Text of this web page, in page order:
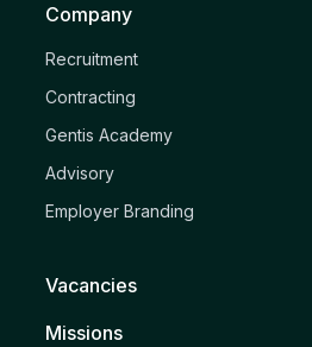
Company
Recruitment
Contracting
Gentis Academy
Advisory
Employer Branding
Vacancies
Missions